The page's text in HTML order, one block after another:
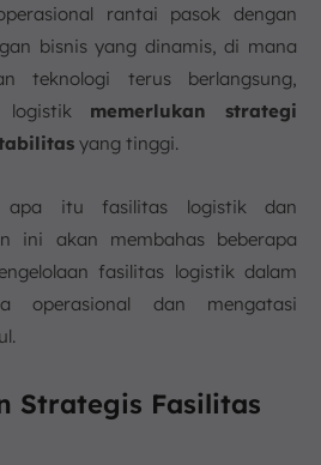
rantai pasok dengan
bisnis yang dinamis, di mana
teknologi terus berlangsung,
logistikmemerlukan strategi
yang tinggi.
apa itu fasilitas logistik dan
ini akan membahas beberapa
fasilitas logistik dalam
operasional dan mengatasi
Strategis Fasilitas